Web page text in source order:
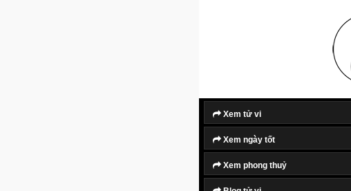
Xem tử vi
Xem ngày tốt
Xem phong thuỷ